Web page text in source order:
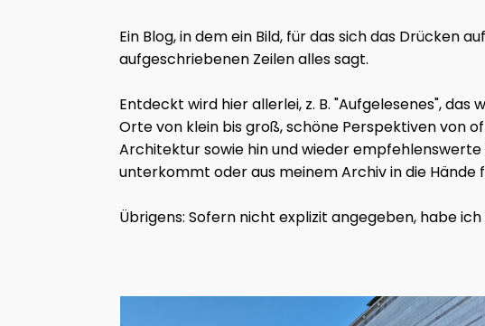
Ein Blog, in dem ein Bild, für das sich das Drücken
aufgeschriebenen Zeilen alles sagt.
Entdeckt wird hier allerlei, z. B. "Aufgelesenes",
Orte von klein bis groß, schöne Perspektiven von
Architektur sowie hin und wieder
unterkommt oder aus meinem Archiv in die
Übrigens: Sofern nicht explizit angegeben, habe